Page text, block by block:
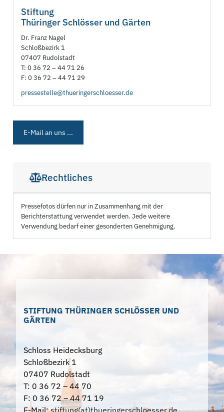
Stiftung
Thüringer Schlösser und Gärten
Dr. Franz Nagel
Schloßbezirk 1
07407 Rudolstadt
T: 0 36 72 – 44 71 26
F: 0 36 72 – 44 71 29
pressestelle@thueringerschloesser.de
E-Mail an uns ...
Rechtliches
Pressefotos dürfen nur in Zusammenhang mit der
Berichterstattung verwendet werden. Jede weitere
Verwendung bedarf einer gesonderten Genehmigung.
STIFTUNG THÜRINGER SCHLÖSSER UND
GÄRTEN
Schloss Heidecksburg
Schloßbezirk 1
07407 Rudolstadt
T: 0 36 72 – 44 70
F: 0 36 72 – 44 71 19
E-Mail:stiftung(at)thueringerschloesser.de